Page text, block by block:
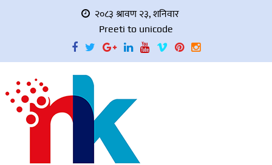
२०८३ श्रावण २३, शनिवार
Preeti to unicode